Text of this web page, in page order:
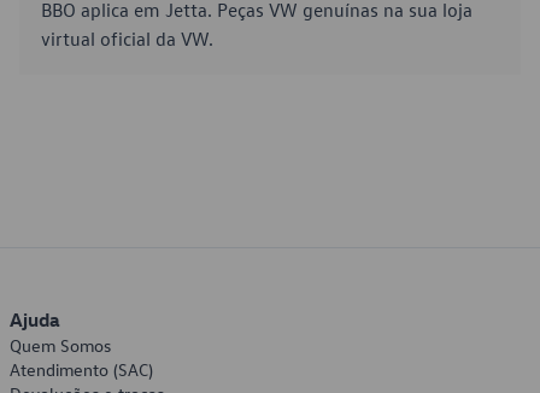
BBO aplica em Jetta. Peças VW genuínas na sua loja
virtual oficial da VW.
Ajuda
Quem Somos
Atendimento (SAC)